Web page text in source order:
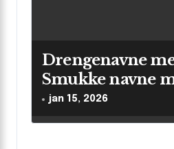
Drengenavne
Smukke navne
af betydning
jan 15, 2026